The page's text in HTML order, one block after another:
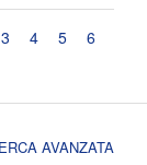
3 4 5
6
AVANZATA